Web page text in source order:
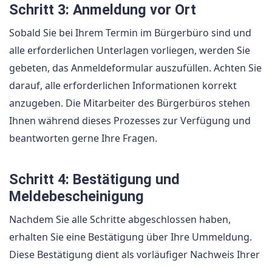
Schritt 3: Anmeldung vor Ort
Sobald Sie bei Ihrem Termin im Bürgerbüro sind und
alle erforderlichen Unterlagen vorliegen, werden Sie
gebeten, das Anmeldeformular auszufüllen. Achten Sie
darauf, alle erforderlichen Informationen korrekt
anzugeben. Die Mitarbeiter des Bürgerbüros stehen
Ihnen während dieses Prozesses zur Verfügung und
beantworten gerne Ihre Fragen.
Schritt 4: Bestätigung und
Meldebescheinigung
Nachdem Sie alle Schritte abgeschlossen haben,
erhalten Sie eine Bestätigung über Ihre Ummeldung.
Diese Bestätigung dient als vorläufiger Nachweis Ihrer